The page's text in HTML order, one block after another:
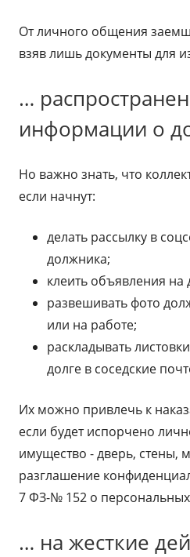
От личного общения
взяв лишь документы для
…
информации о
Но важно знать, что
если начнут:
делать рассылку в
должника;
клеить объявления на
развешивать фото
или на работе;
раскладывать
долге в соседские
Их можно привлечь к
если будет испорчено
имущество - дверь, стены,
разглашение
7 ФЗ-№ 152 о
… на жесткие